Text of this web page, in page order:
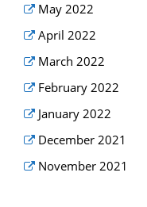
May 2022
April 2022
March 2022
February 2022
January 2022
December 2021
November 2021